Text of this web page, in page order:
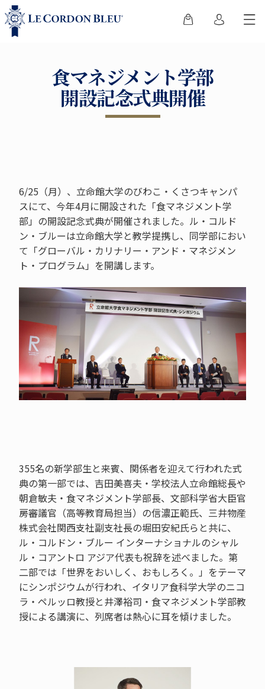
食マネジメント学部
開設記念式典開催
6/25（月）、立命館大学のびわこ・くさつキャンパ
スにて、今年4月に開設された「食マネジメント学
部」の開設記念式典が開催されました。ル・コルド
ン・ブルーは立命館大学と教学提携し、同学部におい
て「グローバル・カリナリー・アンド・マネジメン
ト・プログラム」を開講します。
355名の新学部生と来賓、関係者を迎えて行われた式
典の第一部では、吉田美喜夫・学校法人立命館総長や
朝倉敏夫・食マネジメント学部長、文部科学省大臣官
房審議官（高等教育局担当）の信濃正範氏、三井物産
株式会社関西支社副支社長の堀田安紀氏らと共に、
ル・コルドン・ブルー インターナショナルのシャル
ル・コアントロ アジア代表も祝辞を述べました。第
二部では「世界をおいしく、おもしろく。」をテーマ
にシンポジウムが行われ、イタリア食科学大学のニコ
ラ・ペルッロ教授と井澤裕司・食マネジメント学部教
授による講演に、列席者は熱心に耳を傾けました。